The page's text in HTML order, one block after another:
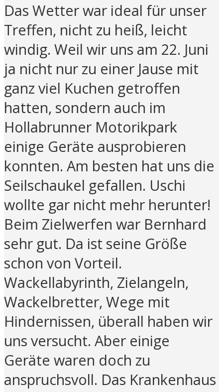
Das Wetter war ideal für unser
Treffen, nicht zu heiß, leicht
windig. Weil wir uns am 22. Juni
ja nicht nur zu einer Jause mit
ganz viel Kuchen getroffen
hatten, sondern auch im
Hollabrunner Motorikpark
einige Geräte ausprobieren
konnten. Am besten hat uns die
Seilschaukel gefallen. Uschi
wollte gar nicht mehr herunter!
Beim Zielwerfen war Bernhard
sehr gut. Da ist seine Größe
schon von Vorteil.
Wackellabyrinth, Zielangeln,
Wackelbretter, Wege mit
Hindernissen, überall haben wir
uns versucht. Aber einige
Geräte waren doch zu
anspruchsvoll. Das Krankenhaus